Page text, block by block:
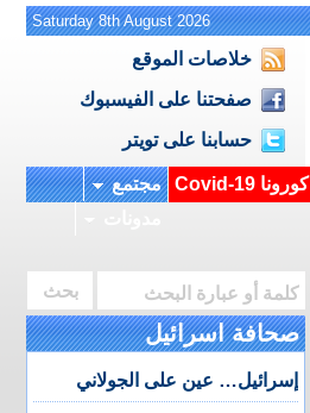
Saturday 8th August 2026
خلاصات الموقع
صفحتنا على الفيسبوك
حسابنا على تويتر
كورونا Covid-19
مجتمع
صحافة اسرائيل
إسرائيل… عين على الجولاني